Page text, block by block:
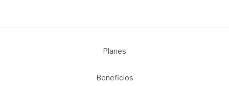
Planes
Beneficios